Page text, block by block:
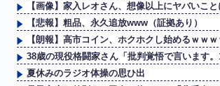
【画像】家入レオさん、想像以上にヤバいこ
【悲報】粗品、永久追放www（証拠あり）
【朗報】高市コイン、ホクホクし始めるｗｗ
38歳の現役格闘家さん「批判覚悟で言います
夏休みのラジオ体操の思ひ出